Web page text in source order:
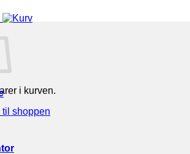
i kurven.
shoppen